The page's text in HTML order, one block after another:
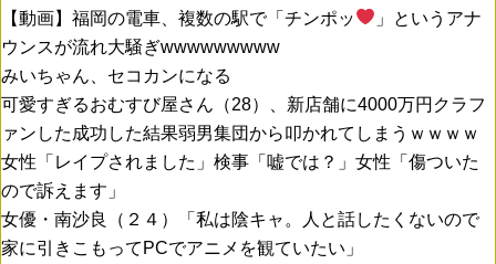
【動画】福岡の電車、複数の駅で「チンポッ
」というアナ
ウンスが流れ大騒ぎwwwwwwwww
みいちゃん、セコカンになる
可愛すぎるおむすび屋さん（28）、新店舗に4000万円クラフ
ァンした成功した結果弱男集団から叩かれてしまうｗｗｗｗ
女性「レイプされました」検事「嘘では？」女性「傷ついた
ので訴えます」
女優・南沙良（２４）「私は陰キャ。人と話したくないので
家に引きこもってPCでアニメを観ていたい」